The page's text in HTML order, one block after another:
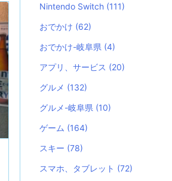
Nintendo Switch (111)
おでかけ (62)
おでかけ-岐阜県 (4)
アプリ、サービス (20)
グルメ (132)
グルメ-岐阜県 (10)
ゲーム (164)
スキー (78)
スマホ、タブレット (72)